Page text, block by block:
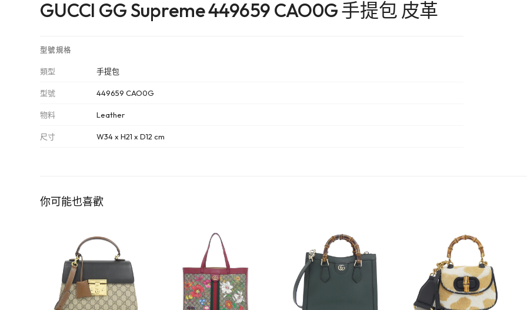
GUCCI GG Supreme 449659 CAO0G 手提包 皮革
型號規格
類型 手提包
型號 449659 CAO0G
物料 Leather
尺寸 W34 x H21 x D12 cm
你可能也喜歡